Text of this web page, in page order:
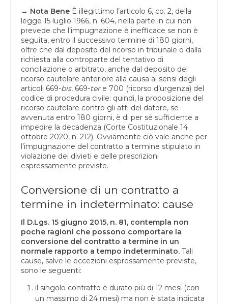
→ Nota Bene È illegittimo l’articolo 6, co. 2, della
legge 15 luglio 1966, n. 604, nella parte in cui non
prevede che l’impugnazione è inefficace se non è
seguita, entro il successivo termine di 180 giorni,
oltre che dal deposito del ricorso in tribunale o dalla
richiesta alla controparte del tentativo di
conciliazione o arbitrato, anche dal deposito del
ricorso cautelare anteriore alla causa ai sensi degli
articoli 669-bis, 669-tere 700 (ricorso d’urgenza) del
codice di procedura civile: quindi, la proposizione del
ricorso cautelare contro gli atti del datore, se
avvenuta entro 180 giorni, è di per sé sufficiente a
impedire la decadenza (Corte Costituzionale 14
ottobre 2020, n. 212). Ovviamente ciò vale anche per
l’impugnazione del contratto a termine stipulato in
violazione dei divieti e delle prescrizioni
espressamente previste.
Conversione di un contratto a
termine in indeterminato: cause
Il D.Lgs. 15 giugno 2015, n. 81, contempla non
poche ragioni che possono comportare la
conversione del contratto a termine in un
normale rapporto a tempo indeterminato. Tali
cause, salve le eccezioni espressamente previste,
sono le seguenti:
il singolo contratto è durato più di 12 mesi (con
un massimo di 24 mesi) ma non è stata indicata